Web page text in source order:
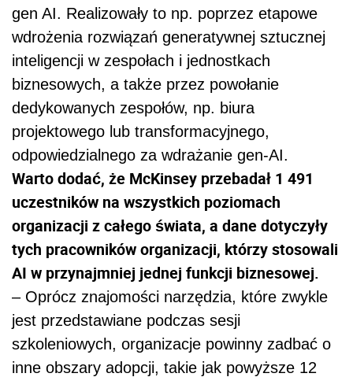
gen AI. Realizowały to np. poprzez etapowe
wdrożenia rozwiązań generatywnej sztucznej
inteligencji w zespołach i jednostkach
biznesowych, a także przez powołanie
dedykowanych zespołów, np. biura
projektowego lub transformacyjnego,
odpowiedzialnego za wdrażanie gen-AI.
Warto dodać, że McKinsey przebadał 1 491
uczestników na wszystkich poziomach
organizacji z całego świata, a dane dotyczyły
tych pracowników organizacji, którzy stosowali
AI w przynajmniej jednej funkcji biznesowej.
– Oprócz znajomości narzędzia, które zwykle
jest przedstawiane podczas sesji
szkoleniowych, organizacje powinny zadbać o
inne obszary adopcji, takie jak powyższe 12